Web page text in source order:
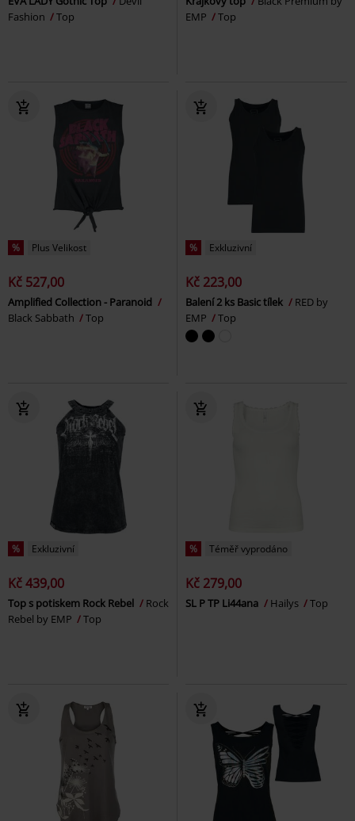
Fashion
Top
EMP
Top
% Plus Velikost
Kč 527,00
Amplified Collection - Paranoid
Black Sabbath
Top
% Exkluzivní
Kč 223,00
Balení 2 ks Basic tílek
RED by
EMP
Top
% Exkluzivní
Kč 439,00
Top s potiskem Rock Rebel
Rock
Rebel by EMP
Top
% Téměř vyprodáno
Kč 279,00
SL P TP Li44ana Hailys Top